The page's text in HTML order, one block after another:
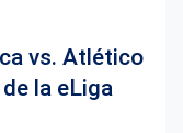
vs. Atlético
la eLiga